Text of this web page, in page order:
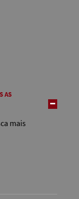
AS
mais